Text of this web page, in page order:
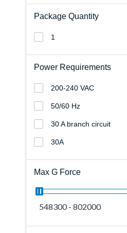
Package Quantity
1
Power Requirements
200-240 VAC
50/60 Hz
30 A branch circuit
30A
Max G Force
548300 - 802000